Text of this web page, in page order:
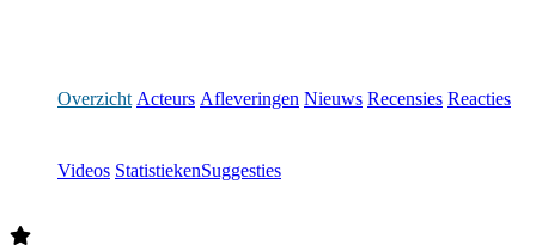
Overzicht Acteurs Afleveringen Nieuws Recensies Reacties
Videos StatistiekenSuggesties